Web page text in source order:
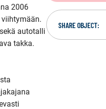
2006
autotalli
takka.
SHARE OBJECT: